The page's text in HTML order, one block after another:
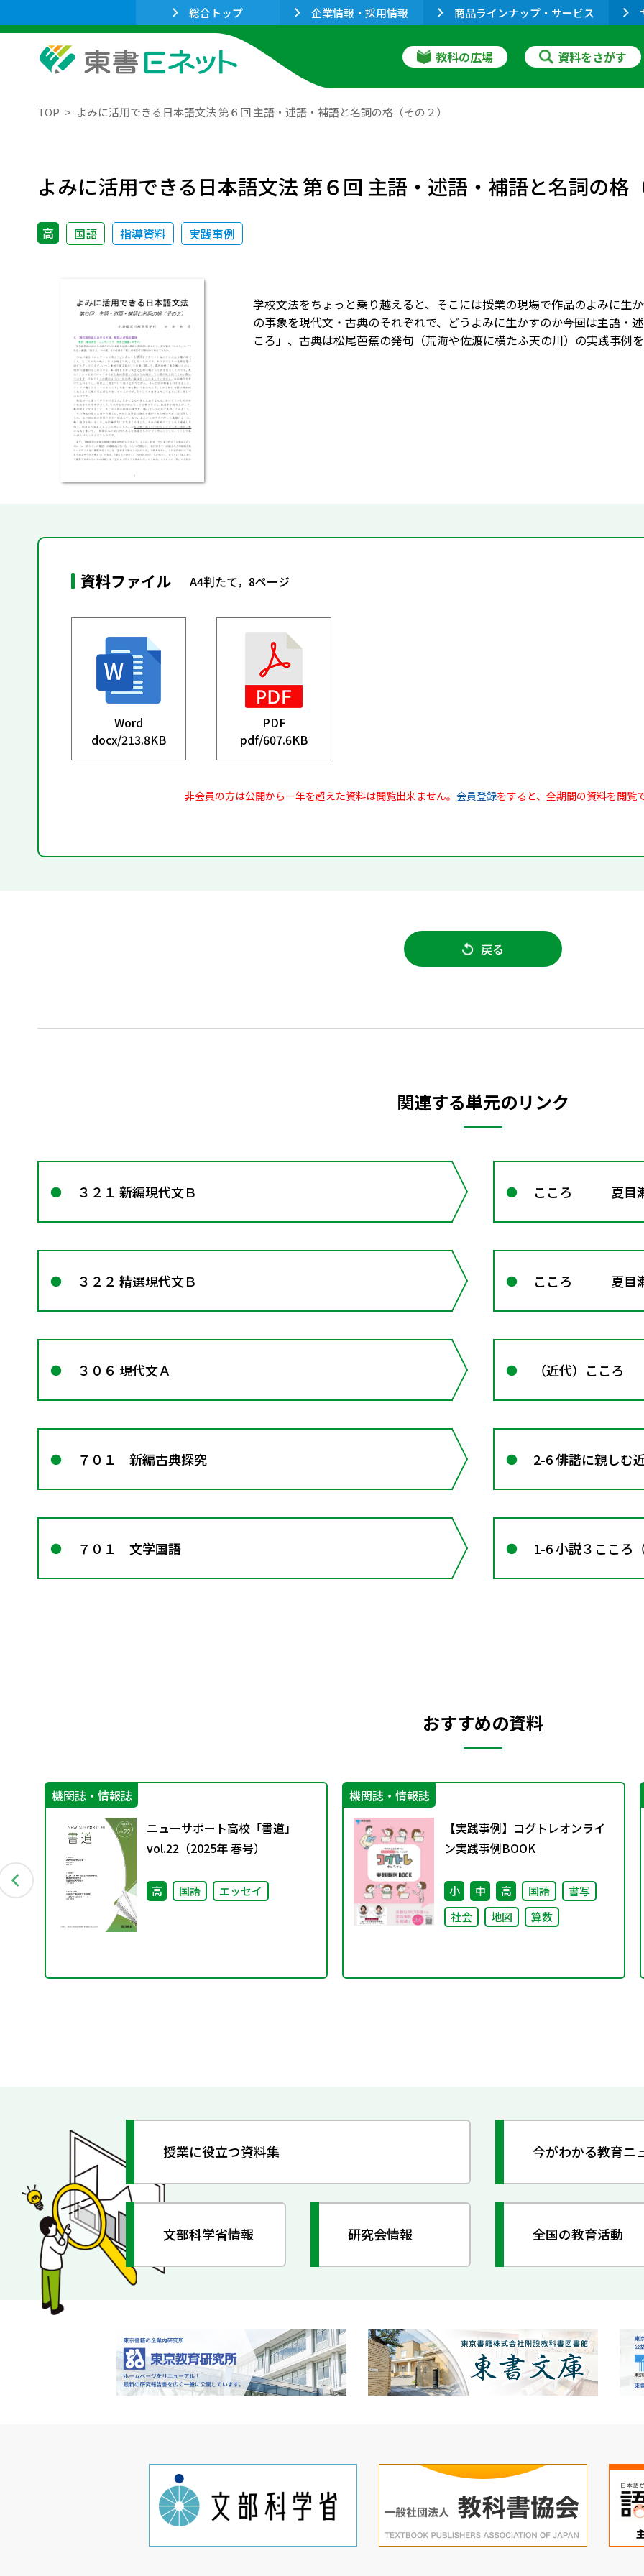
総合トップ 企業情報・採用情報 商品ラインナップ・サービス
教科の広場 資料をさがす
TOP よみに活用できる日本語文法 第６回 主語・述語・補語と名詞の格（その２）
よみに活用できる日本語文法 第６回 主語・述語・補語と名詞の格
高 国語 指導資料 実践事例
学校文法をちょっと乗り越えると、そこには授業の現場で作品のよみに生
の事象を現代文・古典のそれぞれで、どうよみに生かすのか――今回は主語
ころ」、古典は松尾芭蕉の発句（荒海や佐渡に横たふ天の川）の実践事例を
資料ファイル A4判たて，8ページ
Word
docx/213.8KB
PDF
pdf/607.6KB
非会員の方は公開から一年を超えた資料は閲覧出来ません。 会員登録をすると、全期間の資料を閲覧
戻る
関連する単元のリンク
３２１ 新編現代文Ｂ こころ 夏目
３２２ 精選現代文Ｂ こころ 夏目
３０６ 現代文Ａ （近代）ここ
７０１ 新編古典探究 2-6 俳諧に親しむ
７０１ 文学国語 1-6 小説３こころ
おすすめの資料
機関誌・情報誌
ニューサポート高校「書道」
vol.22（2025年 春号）
高 国語 エッセイ
機関誌・情報誌
【実践事例】コグトレオンライ
ン実践事例BOOK
小 中 高 国語
書写
社会
地図 算数
授業に役立つ資料集 今がわかる教育ニ
文部科学省情報 研究会情報 全国の教育活動